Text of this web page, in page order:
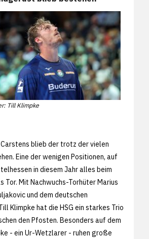
Till Klimpke
Carstens blieb der trotz der vielen
Eine der wenigen Positionen, auf
in diesem Jahr alles beim
Tor. Mit Nachwuchs-Torhüter Marius
und dem deutschen
Klimpke hat die HSG ein starkes Trio
den Pfosten. Besonders auf dem
- ein Ur-Wetzlarer - ruhen große